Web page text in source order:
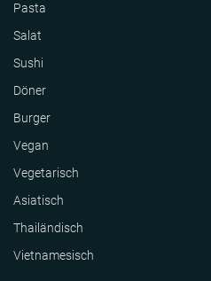
Pasta
Salat
Sushi
Döner
Burger
Vegan
Vegetarisch
Asiatisch
Thailändisch
Vietnamesisch